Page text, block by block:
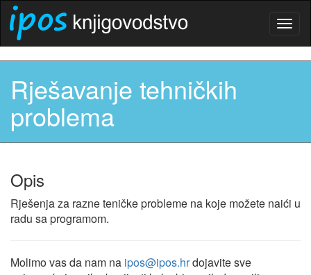
Rješavanje tehničkih
problema
Opis
Rješenja za razne teničke probleme na koje možete naići u
radu sa programom.
Molimo vas da nam na ipos@ipos.hrdojavite sve